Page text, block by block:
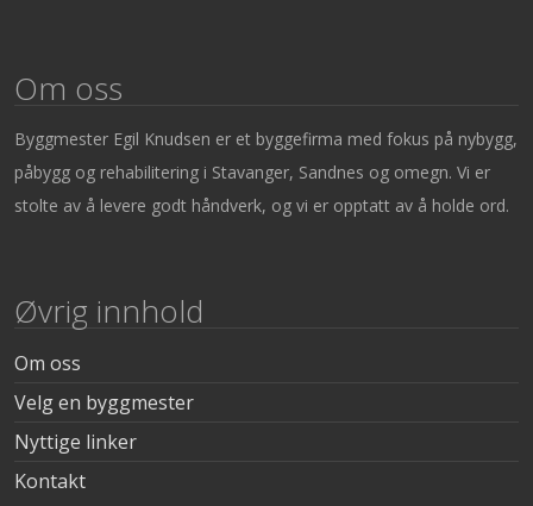
Om oss
Byggmester Egil Knudsen er et byggefirma med fokus på nybygg,
påbygg og rehabilitering i Stavanger, Sandnes og omegn. Vi er
stolte av å levere godt håndverk, og vi er opptatt av å holde ord.
Øvrig innhold
Om oss
Velg en byggmester
Nyttige linker
Kontakt